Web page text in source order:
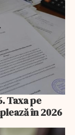
Taxa pe
în 2026